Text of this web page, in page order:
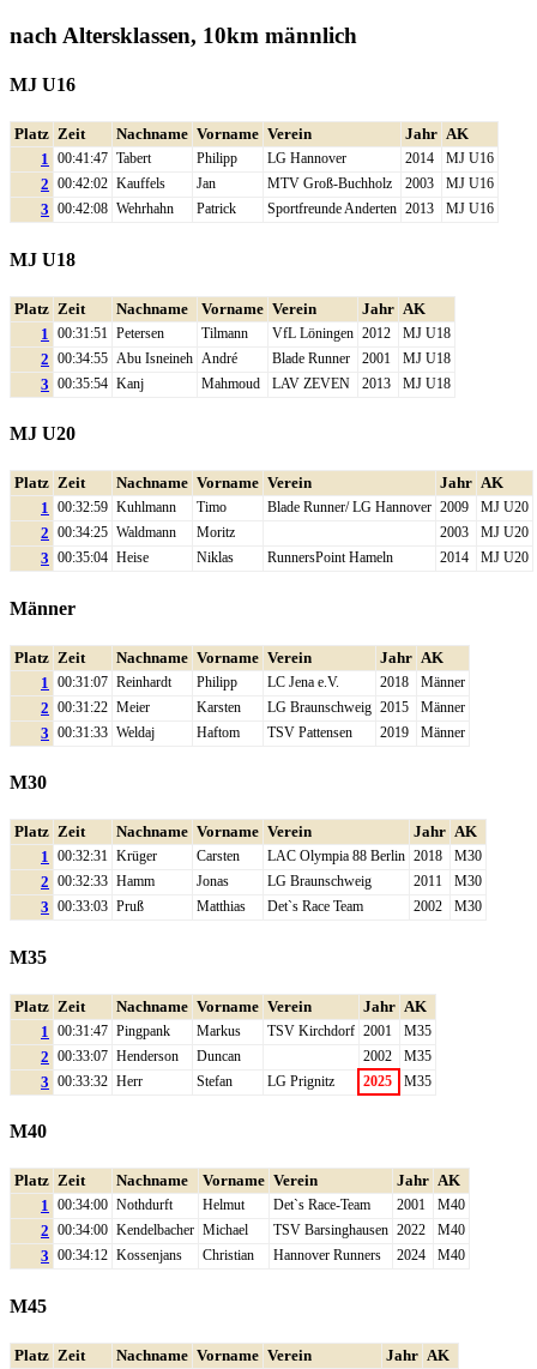
nach Altersklassen, 10km männlich
MJ U16
Platz Zeit Nachname Vorname Verein Jahr AK
1 00:41:47 Tabert Philipp LG Hannover 2014 MJ U16
2 00:42:02 Kauffels Jan MTV Groß-Buchholz 2003 MJ U16
3 00:42:08 Wehrhahn Patrick Sportfreunde Anderten 2013 MJ U16
MJ U18
Platz Zeit Nachname Vorname Verein Jahr AK
1
00:31:51 Petersen Tilmann VfL Löningen 2012 MJ U18
2 00:34:55 Abu Isneineh André Blade Runner 2001 MJ U18
3 00:35:54 Kanj Mahmoud LAV ZEVEN 2013 MJ U18
MJ U20
Platz Zeit Nachname Vorname Verein Jahr AK
1 00:32:59 Kuhlmann Timo Blade Runner/ LG Hannover 2009 MJ U20
2 00:34:25 Waldmann Moritz 2003 MJ U20
3 00:35:04 Heise Niklas RunnersPoint Hameln 2014 MJ U20
Männer
Platz Zeit Nachname Vorname Verein Jahr AK
1
00:31:07 Reinhardt Philipp LC Jena e.V. 2018 Männer
2 00:31:22 Meier Karsten LG Braunschweig 2015 Männer
3 00:31:33 Weldaj Haftom TSV Pattensen 2019 Männer
M30
Platz Zeit Nachname Vorname Verein Jahr AK
1 00:32:31 Krüger Carsten LAC Olympia 88 Berlin 2018 M30
2 00:32:33 Hamm Jonas LG Braunschweig 2011 M30
3 00:33:03 Pruß Matthias Det`s Race Team 2002 M30
M35
Platz Zeit Nachname Vorname Verein Jahr AK
1
00:31:47 Pingpank Markus TSV Kirchdorf 2001 M35
2 00:33:07 Henderson Duncan 2002 M35
3 00:33:32 Herr Stefan LG Prignitz 2025 M35
M40
Platz Zeit Nachname Vorname Verein Jahr AK
1 00:34:00 Nothdurft Helmut Det`s Race-Team 2001 M40
2 00:34:00 Kendelbacher Michael TSV Barsinghausen 2022 M40
3 00:34:12 Kossenjans Christian Hannover Runners 2024 M40
M45
Platz Zeit Nachname Vorname Verein Jahr AK